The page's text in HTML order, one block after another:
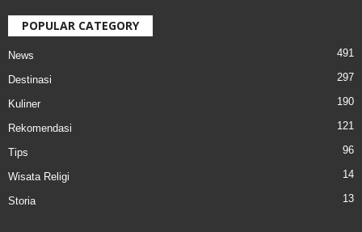
POPULAR CATEGORY
News 491
Destinasi 297
Kuliner 190
Rekomendasi 121
Tips 96
Wisata Religi 14
Storia 13